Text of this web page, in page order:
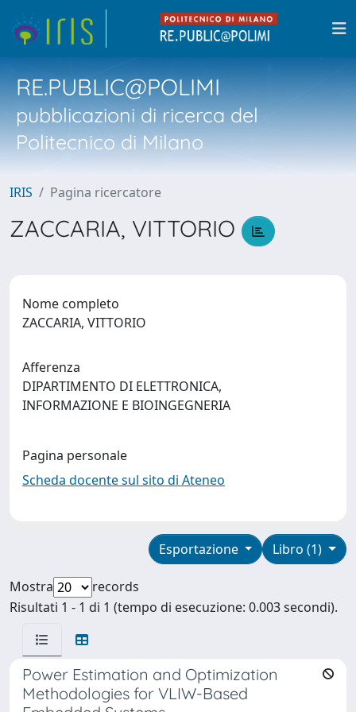
RE.PUBLIC@POLIMI
pubblicazioni di ricerca del
Politecnico di Milano
IRIS Pagina ricercatore
ZACCARIA, VITTORIO
Nome completo
ZACCARIA, VITTORIO
Afferenza
DIPARTIMENTO DI ELETTRONICA,
INFORMAZIONE E BIOINGEGNERIA
Pagina personale
Scheda docente sul sito di Ateneo
Libro (1)
Esportazione
Mostra
records
Risultati 1 - 1 di 1 (tempo di esecuzione: 0.003 secondi).
Power Estimation and Optimization
Methodologies for VLIW-Based